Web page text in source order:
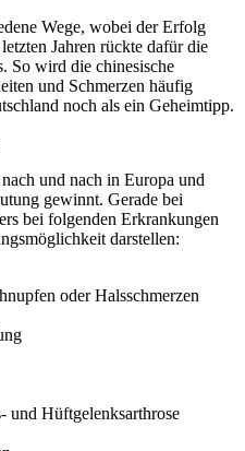
Wege, wobei der Erfolg
Jahren rückte dafür die
So wird die chinesische
und Schmerzen häufig
noch als ein Geheimtipp.
und nach in Europa und
gewinnt. Gerade bei
bei folgenden Erkrankungen
darstellen:
oder Halsschmerzen
und Hüftgelenksarthrose